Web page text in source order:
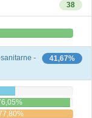
38
41,67%
-